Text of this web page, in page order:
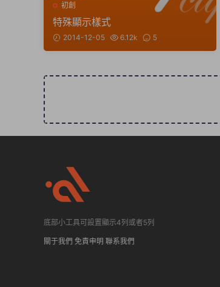
初創
特殊顯示樣式
2014-12-05 6.12k 5
底部小工具可設置顯示4列或者5列
關于我們 免責申明 聯系我們